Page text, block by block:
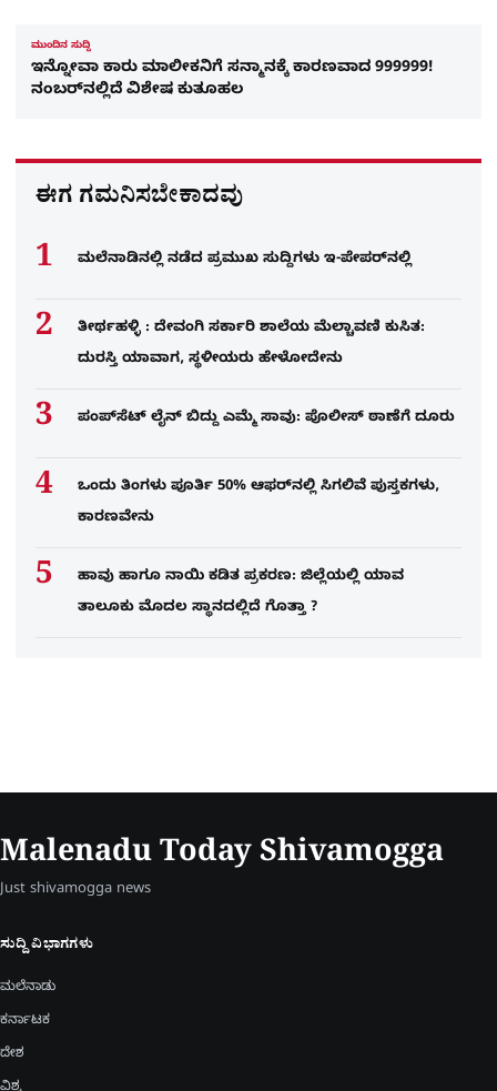
ಮುಂದಿನ ಸುದ್ದಿ
ಇನ್ನೋವಾ ಕಾರು ಮಾಲೀಕನಿಗೆ ಸನ್ಮಾನಕ್ಕೆ ಕಾರಣವಾದ 999999!
ನಂಬರ್​ನಲ್ಲಿದೆ ವಿಶೇಷ ಕುತೂಹಲ
ಈಗ ಗಮನಿಸಬೇಕಾದವು
ಮಲೆನಾಡಿನಲ್ಲಿ ನಡೆದ ಪ್ರಮುಖ ಸುದ್ದಿಗಳು ಇ-ಪೇಪರ್​​​​ನಲ್ಲಿ
ತೀರ್ಥಹಳ್ಳಿ : ದೇವಂಗಿ ಸರ್ಕಾರಿ ಶಾಲೆಯ ಮೆಲ್ಚಾವಣಿ ಕುಸಿತ:
ದುರಸ್ತಿ ಯಾವಾಗ, ಸ್ಥಳೀಯರು ಹೇಳೋದೇನು
ಪಂಪ್‌ಸೆಟ್ ಲೈನ್ ಬಿದ್ದು ಎಮ್ಮೆ ಸಾವು: ಪೊಲೀಸ್ ಠಾಣೆಗೆ ದೂರು
ಒಂದು ತಿಂಗಳು ಪೂರ್ತಿ 50% ಆಫರ್​ನಲ್ಲಿ ಸಿಗಲಿವೆ ಪುಸ್ತಕಗಳು,
ಕಾರಣವೇನು
ಹಾವು ಹಾಗೂ ನಾಯಿ ಕಡಿತ ಪ್ರಕರಣ: ಜಿಲ್ಲೆಯಲ್ಲಿ ಯಾವ
ತಾಲೂಕು ಮೊದಲ ಸ್ಥಾನದಲ್ಲಿದೆ ಗೊತ್ತಾ ?
Malenadu Today Shivamogga
Just shivamogga news
ಸುದ್ದಿ ವಿಭಾಗಗಳು
ಮಲೆನಾಡು
ಕರ್ನಾಟಕ
ದೇಶ
ವಿಶ್ವ